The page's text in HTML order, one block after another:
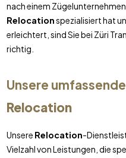
nach einem Zügelunternehmen
Relocationspezialisiert hat
erleichtert, sind Sie bei Züri
richtig.
Unsere
Relocation
Unsere Relocation-
Vielzahl von Leistungen, die